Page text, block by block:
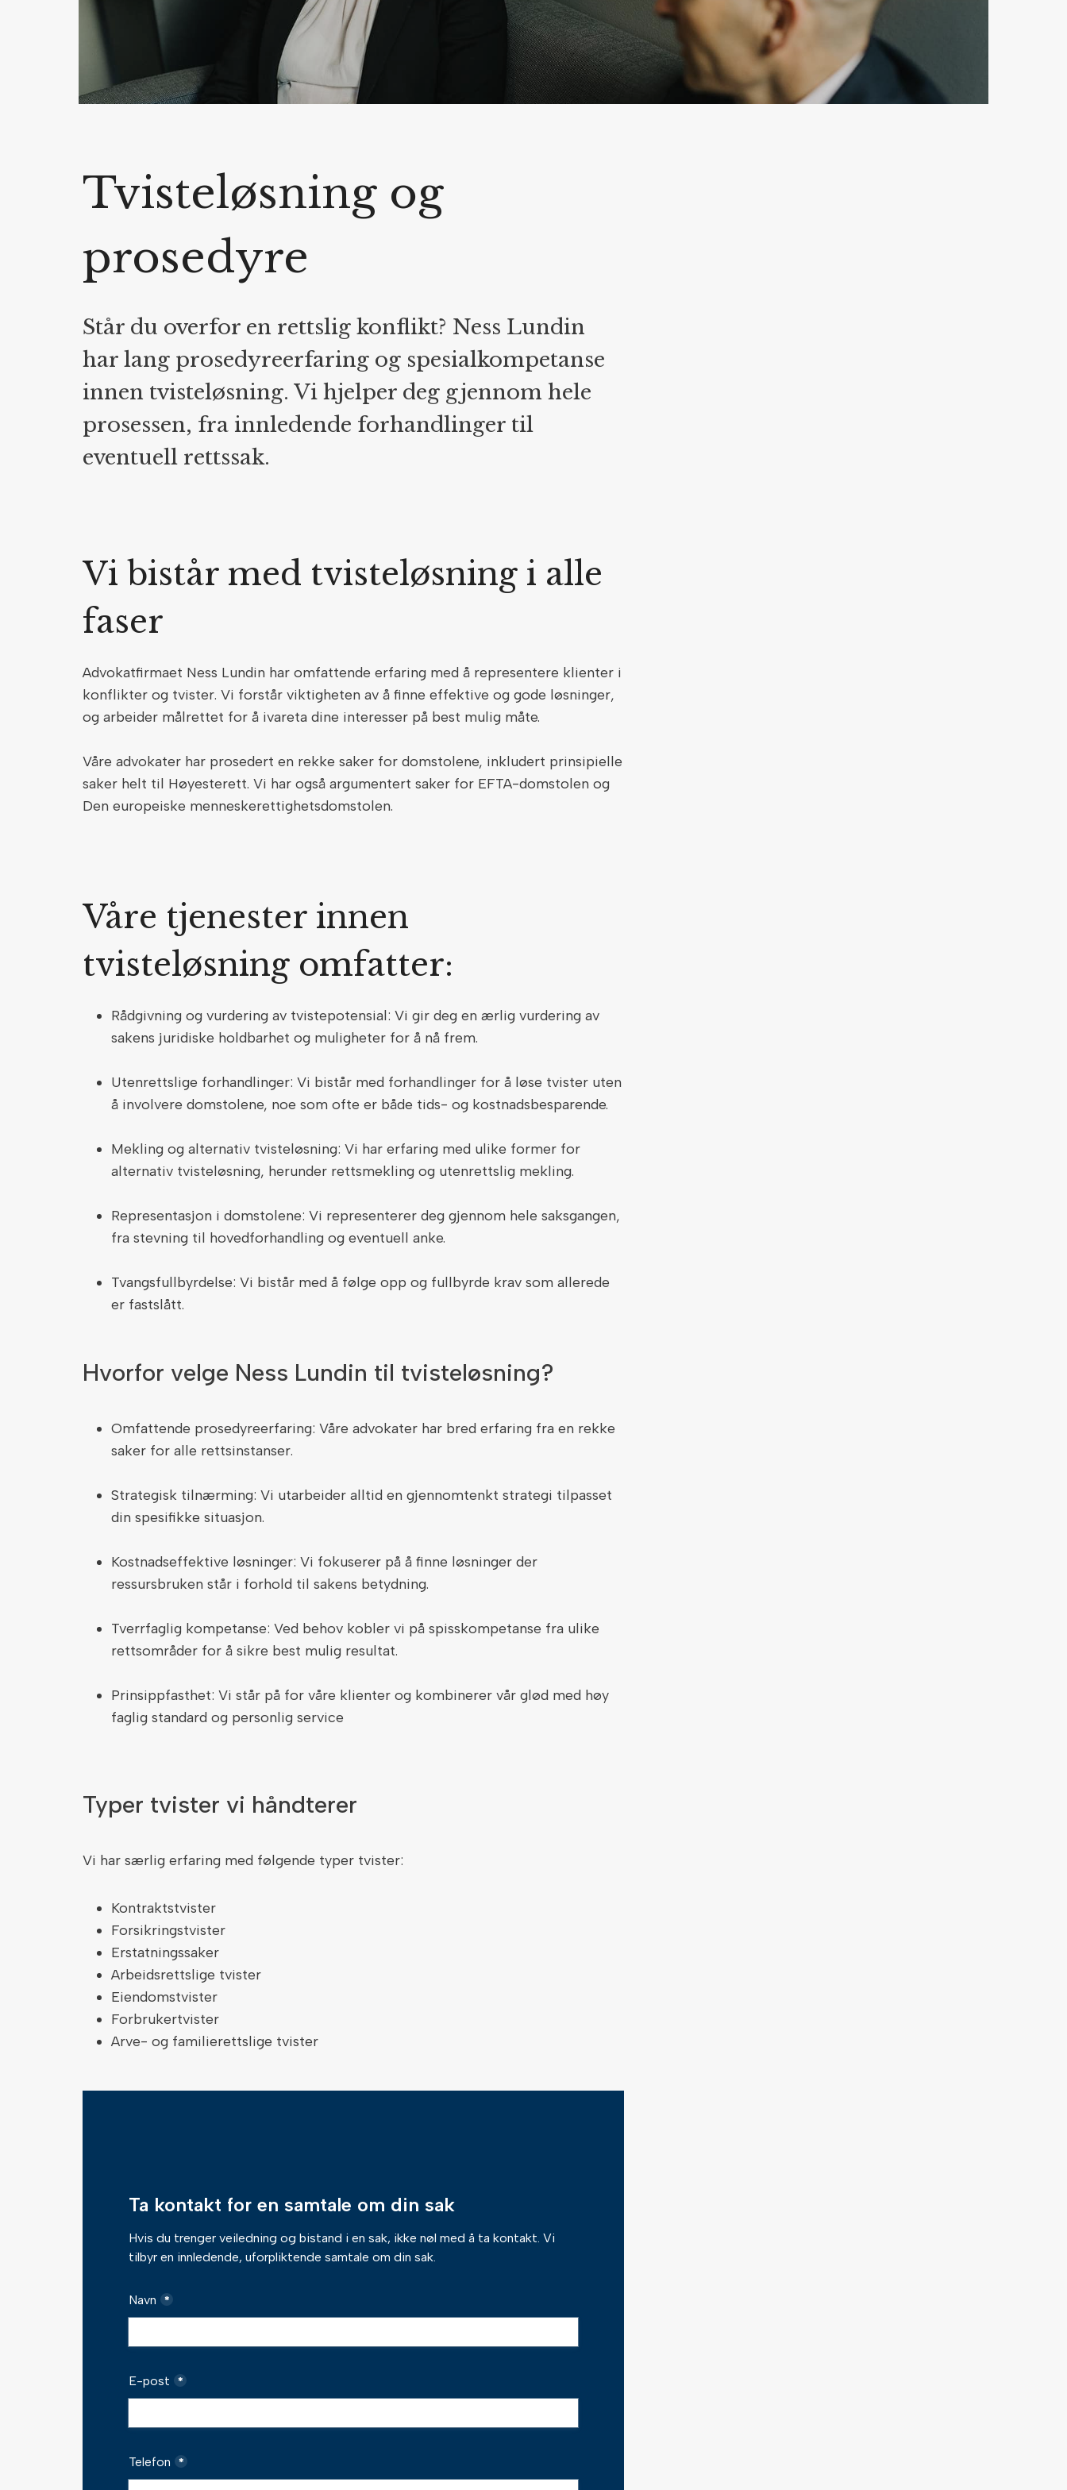
Tvisteløsning og
prosedyre
Står du overfor en rettslig konflikt? Ness Lundin
har lang prosedyreerfaring og spesialkompetanse
innen tvisteløsning. Vi hjelper deg gjennom hele
prosessen, fra innledende forhandlinger til
eventuell rettssak.
Vi bistår med tvisteløsning i alle
faser
Advokatfirmaet Ness Lundin har omfattende erfaring med å representere klienter i
konflikter og tvister. Vi forstår viktigheten av å finne effektive og gode løsninger,
og arbeider målrettet for å ivareta dine interesser på best mulig måte.
Våre advokater har prosedert en rekke saker for domstolene, inkludert prinsipielle
saker helt til Høyesterett. Vi har også argumentert saker for EFTA-domstolen og
Den europeiske menneskerettighetsdomstolen.
Våre tjenester innen
tvisteløsning omfatter:
Rådgivning og vurdering av tvistepotensial: Vi gir deg en ærlig vurdering av
sakens juridiske holdbarhet og muligheter for å nå frem.
Utenrettslige forhandlinger: Vi bistår med forhandlinger for å løse tvister uten
å involvere domstolene, noe som ofte er både tids- og kostnadsbesparende.
Mekling og alternativ tvisteløsning: Vi har erfaring med ulike former for
alternativ tvisteløsning, herunder rettsmekling og utenrettslig mekling.
Representasjon i domstolene: Vi representerer deg gjennom hele saksgangen,
fra stevning til hovedforhandling og eventuell anke.
Tvangsfullbyrdelse: Vi bistår med å følge opp og fullbyrde krav som allerede
er fastslått.
Hvorfor velge Ness Lundin til tvisteløsning?
Omfattende prosedyreerfaring: Våre advokater har bred erfaring fra en rekke
saker for alle rettsinstanser.
Strategisk tilnærming: Vi utarbeider alltid en gjennomtenkt strategi tilpasset
din spesifikke situasjon.
Kostnadseffektive løsninger: Vi fokuserer på å finne løsninger der
ressursbruken står i forhold til sakens betydning.
Tverrfaglig kompetanse: Ved behov kobler vi på spisskompetanse fra ulike
rettsområder for å sikre best mulig resultat.
Prinsippfasthet: Vi står på for våre klienter og kombinerer vår glød med høy
faglig standard og personlig service
Typer tvister vi håndterer
Vi har særlig erfaring med følgende typer tvister:
Kontraktstvister
Forsikringstvister
Erstatningssaker
Arbeidsrettslige tvister
Eiendomstvister
Forbrukertvister
Arve- og familierettslige tvister